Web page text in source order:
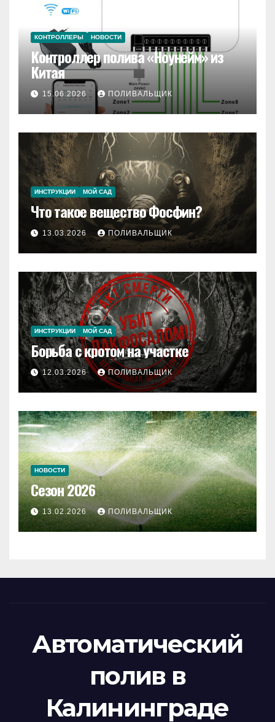
КОНТРОЛЛЕРЫ НОВОСТИ
Контроллер полива «Ноунейм» из
Китая
15.06.2026 ПОЛИВАЛЬЩИК
ИНСТРУКЦИИ МОЙ САД
Что такое вещество Фосфин?
13.03.2026 ПОЛИВАЛЬЩИК
ИНСТРУКЦИИ МОЙ САД
Борьба с кротом на участке
12.03.2026 ПОЛИВАЛЬЩИК
НОВОСТИ
Сезон 2026
13.02.2026 ПОЛИВАЛЬЩИК
Автоматический
полив в
Калининграде